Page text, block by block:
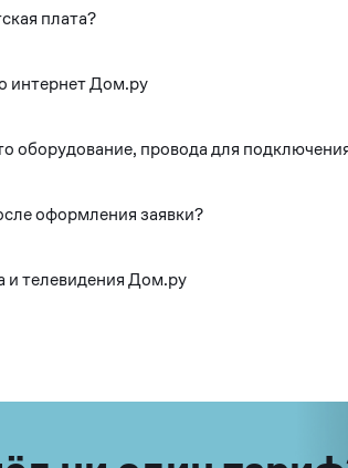
плата?
интернет Дом.ру
оборудование, провода для
оформления заявки?
и телевидения Дом.ру